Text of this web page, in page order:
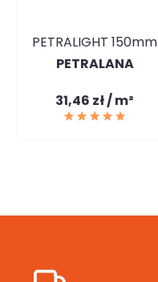
PETRALIGHT 150mm
PETRALANA
31,46 zł / m²